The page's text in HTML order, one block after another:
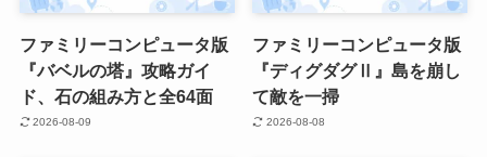
ファミリーコンピュータ版
『バベルの塔』攻略ガイ
ド、石の組み方と全64面
2026-08-09
ファミリーコンピュータ版
『ディグダグⅡ』島を崩し
て敵を一掃
2026-08-08